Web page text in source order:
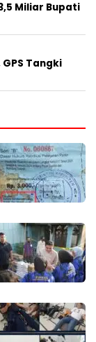
Miliar Bupati
Tangki